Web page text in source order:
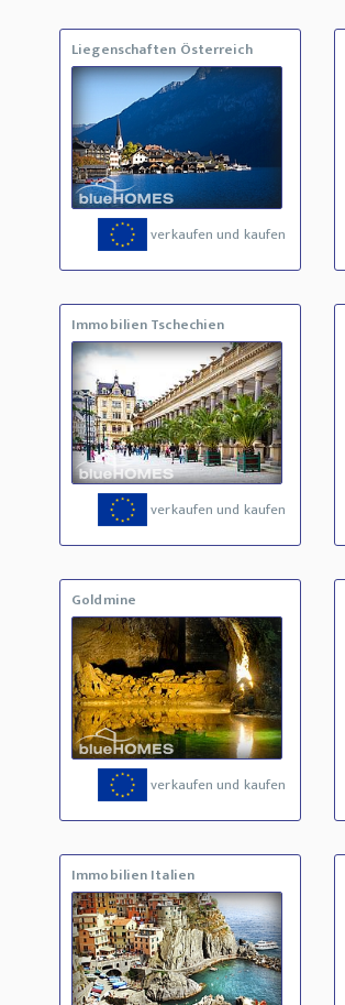
Liegenschaften Österreich
verkaufen und kaufen
Immobilien Tschechien
verkaufen und kaufen
Goldmine
verkaufen und kaufen
Immobilien Italien